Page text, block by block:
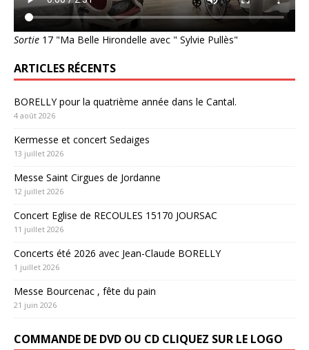
Sortie 17 "Ma Belle Hirondelle avec " Sylvie Pullès"
ARTICLES RÉCENTS
BORELLY pour la quatrième année dans le Cantal.
4 août 2026
Kermesse et concert Sedaiges
13 juillet 2026
Messe Saint Cirgues de Jordanne
12 juillet 2026
Concert Eglise de RECOULES 15170 JOURSAC
11 juillet 2026
Concerts été 2026 avec Jean-Claude BORELLY
1 juillet 2026
Messe Bourcenac , fête du pain
21 juin 2026
COMMANDE DE DVD OU CD CLIQUEZ SUR LE LOGO